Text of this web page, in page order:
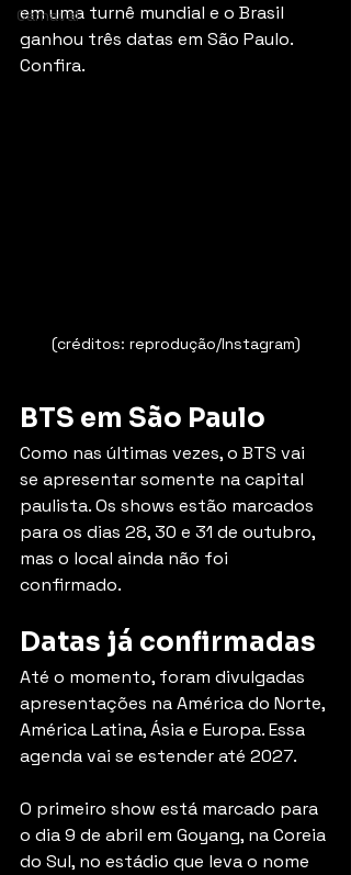
Carnaval
em uma turnê mundial e o Brasil
ganhou três datas em São Paulo.
Confira.
(créditos: reprodução/Instagram)
BTS em São Paulo
Como nas últimas vezes, o BTS vai
se apresentar somente na capital
paulista. Os shows estão marcados
para os dias 28, 30 e 31 de outubro,
mas o local ainda não foi
confirmado.
Datas já confirmadas
Até o momento, foram divulgadas
apresentações na América do Norte,
América Latina, Ásia e Europa. Essa
agenda vai se estender até 2027.
O primeiro show está marcado para
o dia 9 de abril em Goyang, na Coreia
do Sul, no estádio que leva o nome